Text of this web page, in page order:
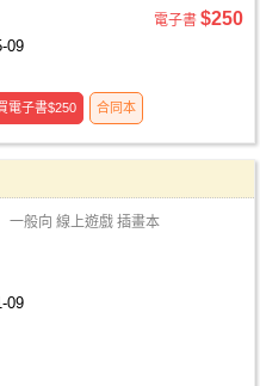
09
電子書 $250
電子書$250 合同本
一般向 線上遊戲 插畫本
09